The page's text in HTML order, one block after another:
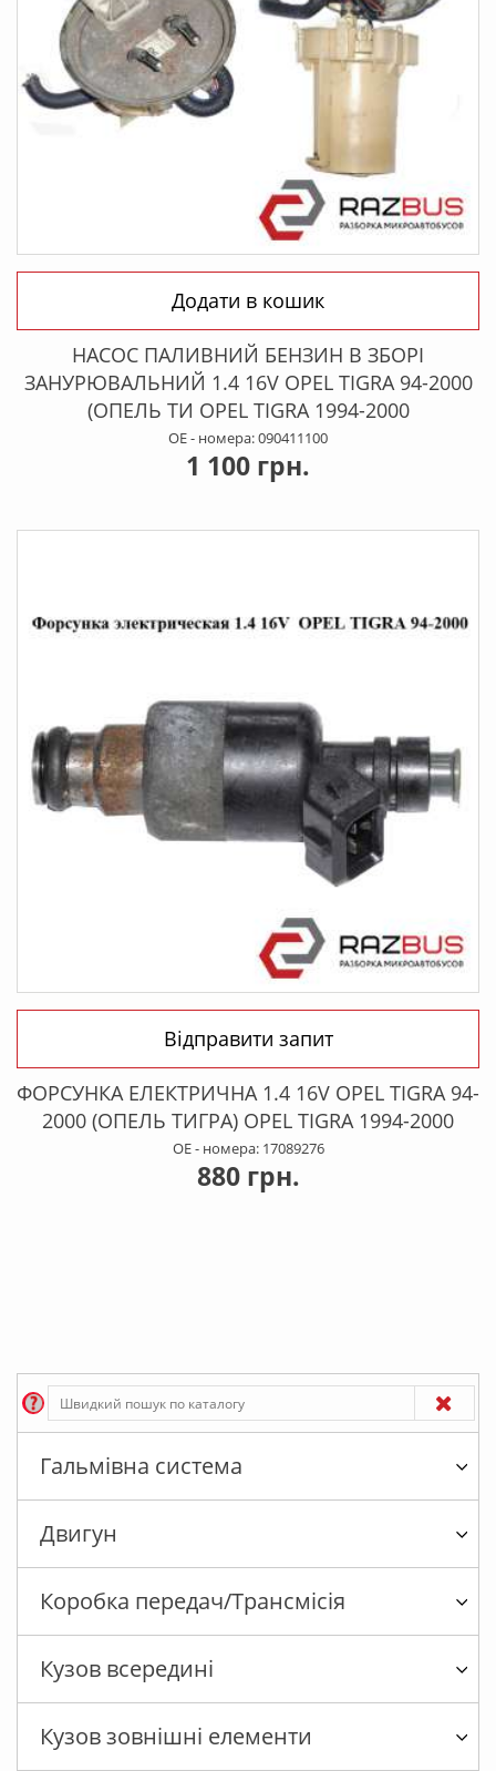
Додати в кошик
НАСОС ПАЛИВНИЙ БЕНЗИН В ЗБОРІ
ЗАНУРЮВАЛЬНИЙ 1.4 16V OPEL TIGRA 94-2000
(ОПЕЛЬ ТИ OPEL TIGRA 1994-2000
OE - номера: 090411100
1 100 грн.
Відправити запит
ФОРСУНКА ЕЛЕКТРИЧНА 1.4 16V OPEL TIGRA 94-
2000 (ОПЕЛЬ ТИГРА) OPEL TIGRA 1994-2000
OE - номера: 17089276
880 грн.
Гальмівна система
Двигун
Коробка передач/Трансмісія
Кузов всередині
Кузов зовнішні елементи